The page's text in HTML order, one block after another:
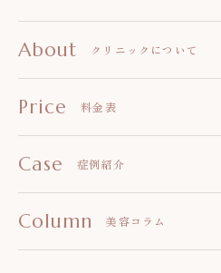
About クリニックについて
Price 料金表
Case 症例紹介
Column 美容コラム